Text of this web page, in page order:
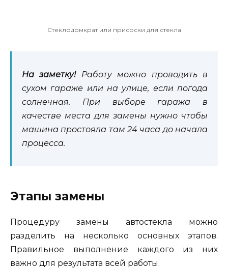
Стеклодомкрат или присоски для стекла
На заметку!Работу можно проводить в
сухом гараже или на улице, если погода
солнечная. При выборе гаража в
качестве места для замены нужно чтобы
машина простояла там 24 часа до начала
процесса.
Этапы замены
Процедуру замены автостекла можно
разделить на несколько основных этапов.
Правильное выполнение каждого из них
важно для результата всей работы.